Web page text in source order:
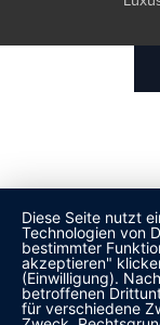
Diese Seite nutzt
Technologien von
bestimmter
akzeptieren"
(Einwilligung).
betroffenen
für verschiedene